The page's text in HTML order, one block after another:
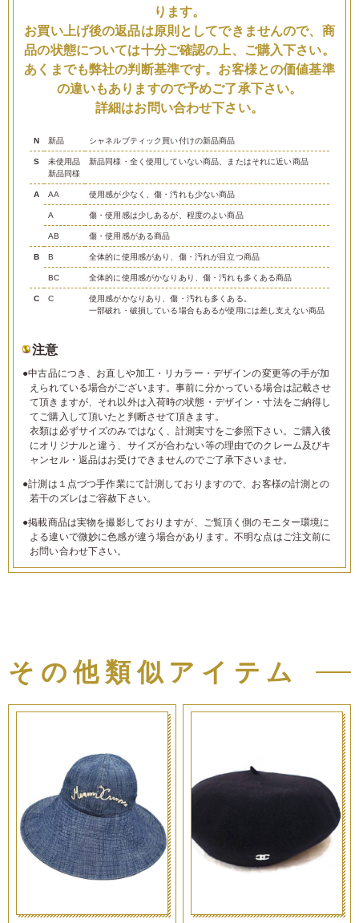
ります。
お買い上げ後の返品は原則としてできませんので、商
品の状態については十分ご確認の上、ご購入下さい。
あくまでも弊社の判断基準です。お客様との価値基準
の違いもありますので予めご了承下さい。
詳細はお問い合わせ下さい。
N 新品 シャネルブティック買い付けの新品商品
S
未使用品
新品同様
新品同様・全く使用していない商品、またはそれに近い商品
A AA 使用感が少なく、傷・汚れも少ない商品
A 傷・使用感は少しあるが、程度のよい商品
AB 傷・使用感がある商品
B B 全体的に使用感があり、傷・汚れが目立つ商品
BC 全体的に使用感がかなりあり、傷・汚れも多くある商品
C C
使用感がかなりあり、傷・汚れも多くある。
一部破れ・破損している場合もあるが使用には差し支えない商品
注意
●中古品につき、お直しや加工・リカラー・デザインの変更等の手が加
えられている場合がございます。事前に分かっている場合は記載させ
て頂きますが、それ以外は入荷時の状態・デザイン・寸法をご納得し
てご購入して頂いたと判断させて頂きます。
衣類は必ずサイズのみではなく、計測実寸をご参照下さい。ご購入後
にオリジナルと違う、サイズが合わない等の理由でのクレーム及びキ
ャンセル・返品はお受けできませんのでご了承下さいませ。
●計測は１点づつ手作業にて計測しておりますので、お客様の計測との
若干のズレはご容赦下さい。
●掲載商品は実物を撮影しておりますが、ご覧頂く側のモニター環境に
よる違いで微妙に色感が違う場合があります。不明な点はご注文前に
お問い合わせ下さい。
その他類似アイテム